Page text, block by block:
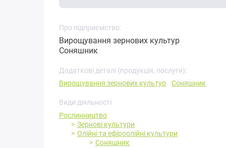
Про підприємство:
Вирощування зернових культур
Соняшник
Додаткові деталі (продукція, послуги):
Вирощування зернових культур
Соняшник
Види діяльності
Рослинництво
Зернові культури
Олійні та ефіроолійні культури
Соняшник